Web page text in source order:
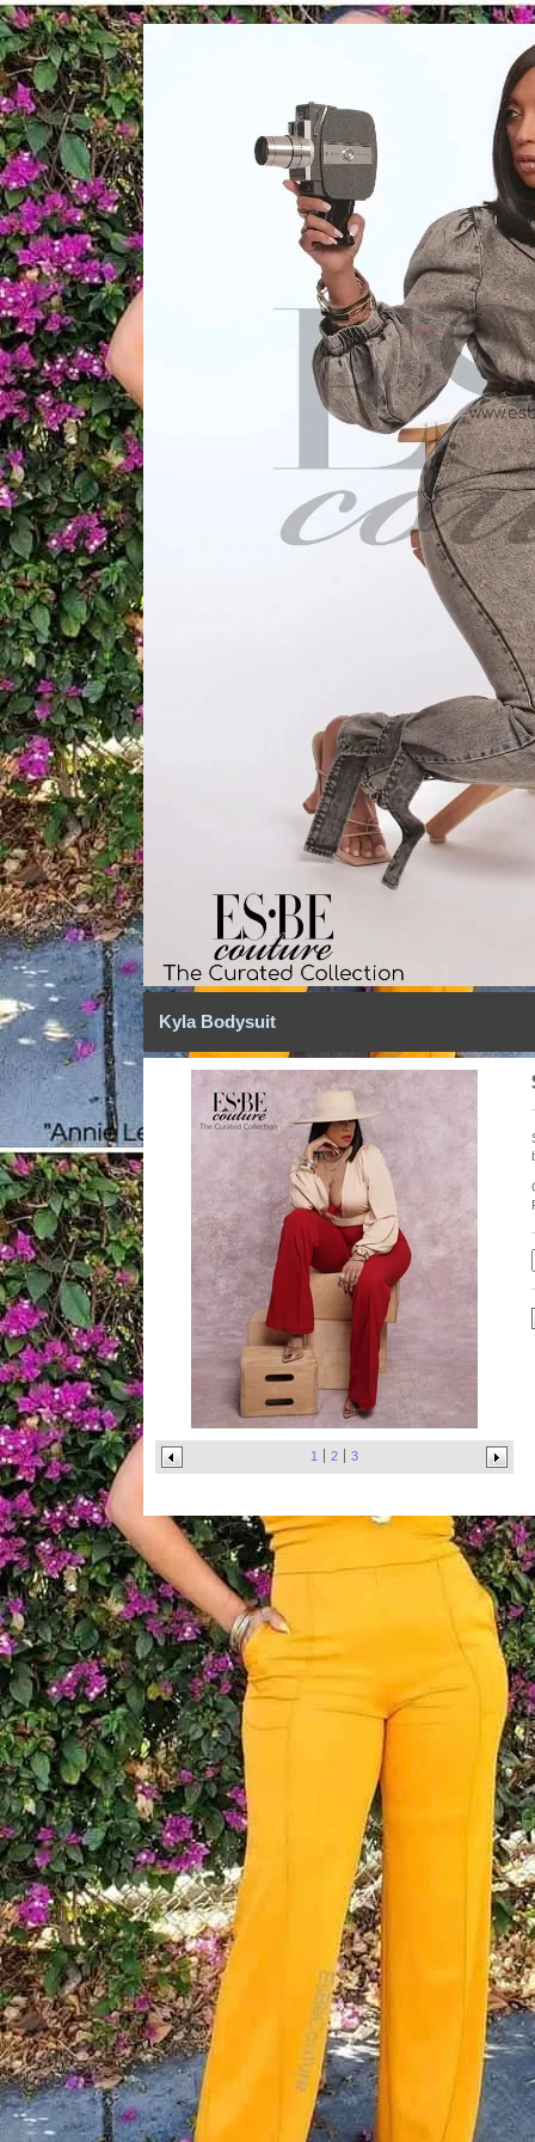
Kyla Bodysuit
1 2 3